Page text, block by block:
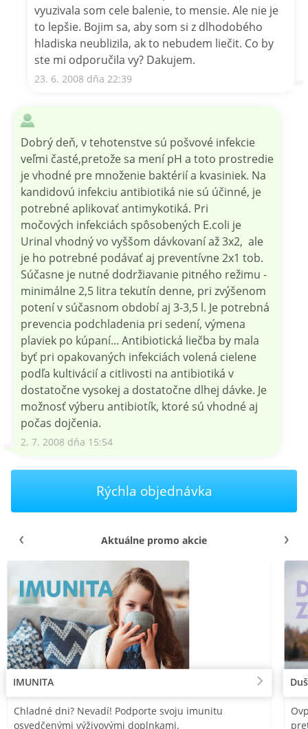
vyuzivala som cele balenie, to mensie. Ale nie je
to lepšie. Bojim sa, aby som si z dlhodobého
hladiska neublizila, ak to nebudem liečit. Co by
ste mi odporučila vy? Dakujem.
23. 6. 2008 dňa 22:39
Dobrý deň, v tehotenstve sú pošvové infekcie
veľmi časté,pretože sa mení pH a toto prostredie
je vhodné pre množenie baktérií a kvasiniek. Na
kandidovú infekciu antibiotiká nie sú účinné, je
potrebné aplikovať antimykotiká. Pri
močových infekciách spôsobených E.coli je
Urinal vhodný vo vyššom dávkovaní až 3x2, ale
je ho potrebné podávať aj preventívne 2x1 tob.
Súčasne je nutné dodržiavanie pitného režimu -
minimálne 2,5 litra tekutín denne, pri zvýšenom
potení v súčasnom období aj 3-3,5 l. Je potrebná
prevencia podchladenia pri sedení, výmena
plaviek po kúpaní... Antibiotická liečba by mala
byť pri opakovaných infekciách volená cielene
podľa kultivácií a citlivosti na antibiotiká v
dostatočne vysokej a dostatočne dlhej dávke. Je
možnosť výberu antibiotík, ktoré sú vhodné aj
počas dojčenia.
2. 7. 2008 dňa 15:54
Rýchla objednávka
Aktuálne promo akcie
IMUNITA
Chladné dni? Nevadí! Podporte svoju imunitu
osvedčenými výživovými doplnkami.